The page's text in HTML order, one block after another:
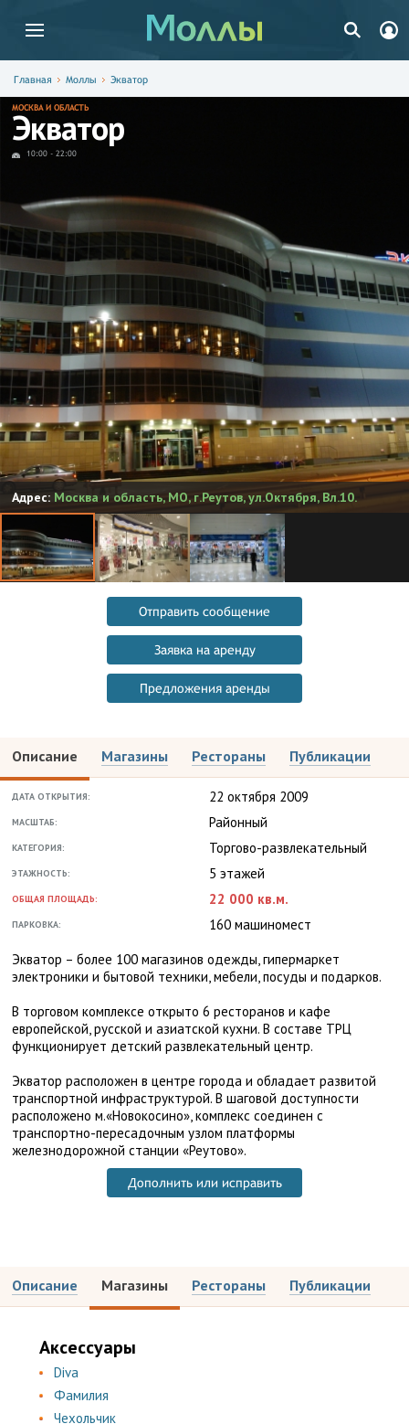
Главная Моллы Экватор
МОСКВА И ОБЛАСТЬ
Экватор
10:00 - 22:00
Адрес: Москва и область, МО, г.Реутов, ул.Октября, Вл.10.
Отправить сообщение
Заявка на аренду
Предложения аренды
Описание Магазины Рестораны Публикации
ДАТА ОТКРЫТИЯ: 22 октября 2009
МАСШТАБ: Районный
КАТЕГОРИЯ: Торгово-развлекательный
ЭТАЖНОСТЬ: 5 этажей
ОБЩАЯ ПЛОЩАДЬ: 22 000 кв.м.
ПАРКОВКА:
160 машиномест
Экватор – более 100 магазинов одежды, гипермаркет
электроники и бытовой техники, мебели, посуды и подарков.
В торговом комплексе открыто 6 ресторанов и кафе
европейской, русской и азиатской кухни. В составе ТРЦ
функционирует детский развлекательный центр.
Экватор расположен в центре города и обладает развитой
транспортной инфраструктурой. В шаговой доступности
расположено м.«Новокосино», комплекс соединен с
транспортно-пересадочным узлом платформы
железнодорожной станции «Реутово».
Дополнить или исправить
Описание Магазины Рестораны Публикации
Аксессуары
Diva
Фамилия
Чехольчик